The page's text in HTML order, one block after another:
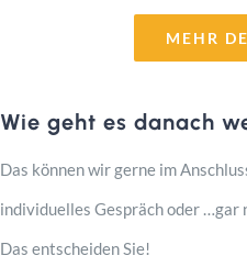
MEHR
Wie geht es danach
Das können wir gerne im
individuelles Gespräch oder …gar
Das entscheiden Sie!